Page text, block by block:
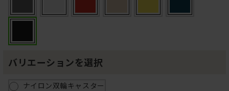
バリエーションを選択
ナイロン双輪キャスター